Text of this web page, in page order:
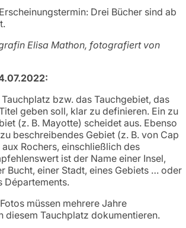
Drei Bücher sind ab
Elisa Mathon, fotografiert von
bzw. das Tauchgebiet, das
geben soll, klar zu definieren. Ein zu
(z. B. Mayotte) scheidet aus. Ebenso
beschreibendes Gebiet (z. B. von Cap
Rochers, einschließlich des
ist der Name einer Insel,
Bucht, einer Stadt, eines Gebiets … oder
Départements.
müssen mehrere Jahre
diesem Tauchplatz dokumentieren.